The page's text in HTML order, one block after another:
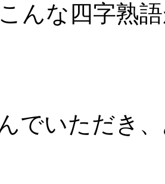
んな四字熟
でいただき